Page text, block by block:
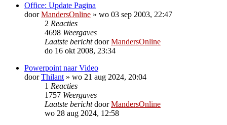
Office: Update Pagina
doorMandersOnline » wo 03 sep 2003, 22:47
2 Reacties
4698 Weergaves
Laatste berichtdoorMandersOnline
do 16 okt 2008, 23:34
Powerpoint naar Video
doorThilant » wo 21 aug 2024, 20:04
1 Reacties
1757 Weergaves
Laatste berichtdoorMandersOnline
wo 28 aug 2024, 12:58